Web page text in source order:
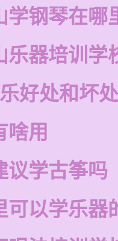
学钢琴在哪
乐器培训学
好处和坏处
啥用
议学古筝吗
可以学乐器